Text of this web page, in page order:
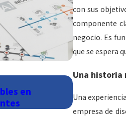
con sus
componente
negocio. Es
que se espera
Una historia
Una
empresa de
en
Apr 29, 2026
Manitoba:
vida se